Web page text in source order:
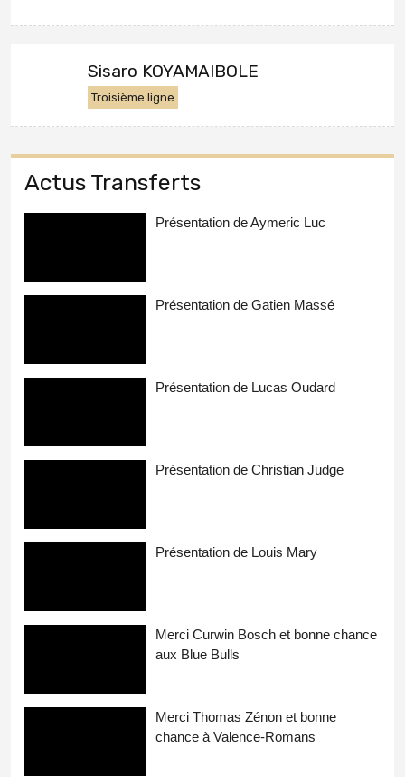
Sisaro KOYAMAIBOLE
Troisième ligne
Actus Transferts
Présentation de Aymeric Luc
Présentation de Gatien Massé
Présentation de Lucas Oudard
Présentation de Christian Judge
Présentation de Louis Mary
Merci Curwin Bosch et bonne chance
aux Blue Bulls
Merci Thomas Zénon et bonne
chance à Valence-Romans